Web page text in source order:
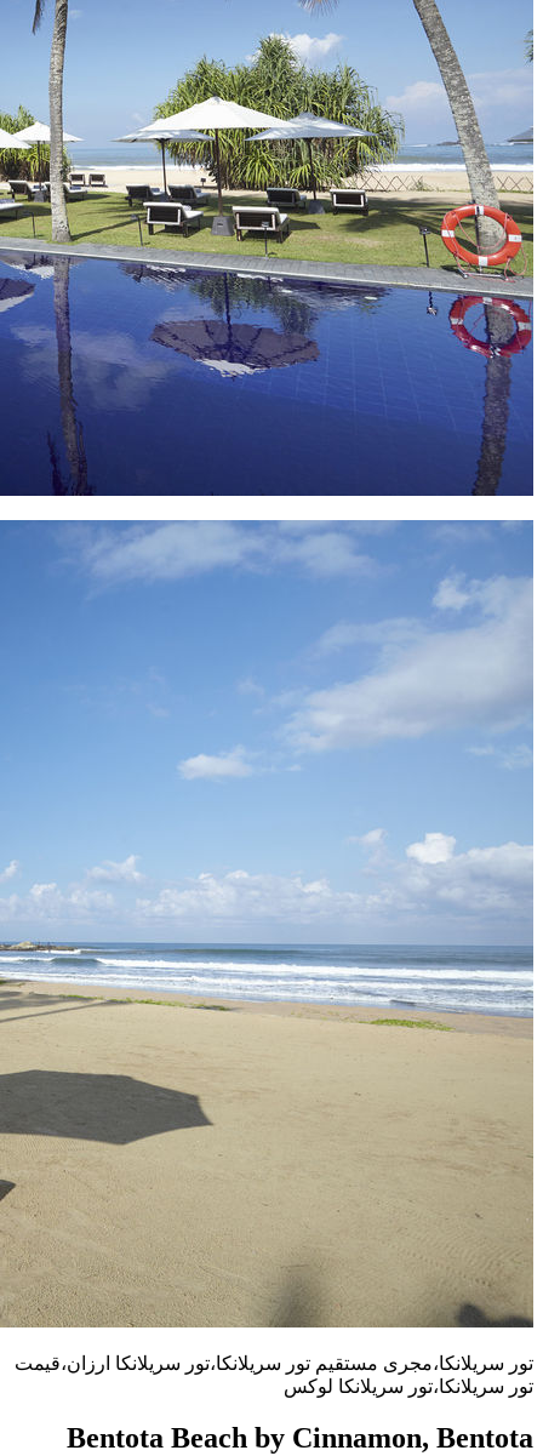
تور سریلانکا،مجری مستقیم تور سریلانکا،تور سریلانکا ارزان،قیمت
تور سریلانکا،تور سریلانکا لوکس
Bentota Beach by Cinnamon, Bentota